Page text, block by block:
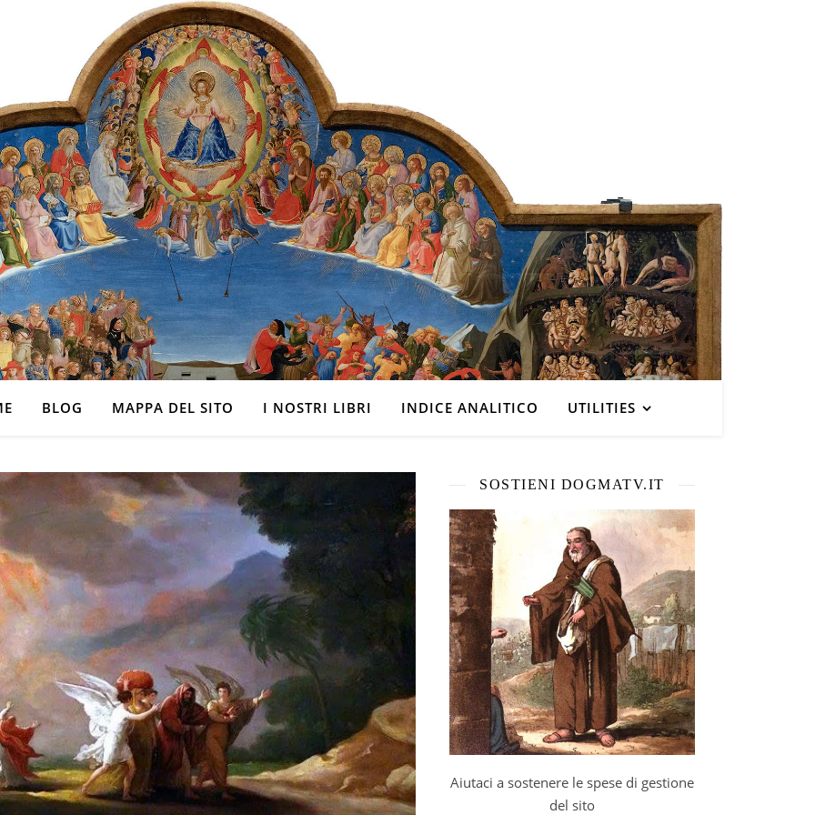
BLOG MAPPA DEL SITO I NOSTRI LIBRI INDICE ANALITICO UTILITIES
SOSTIENI DOGMATV.IT
Aiutaci a sostenere le spese di gestione
del sito